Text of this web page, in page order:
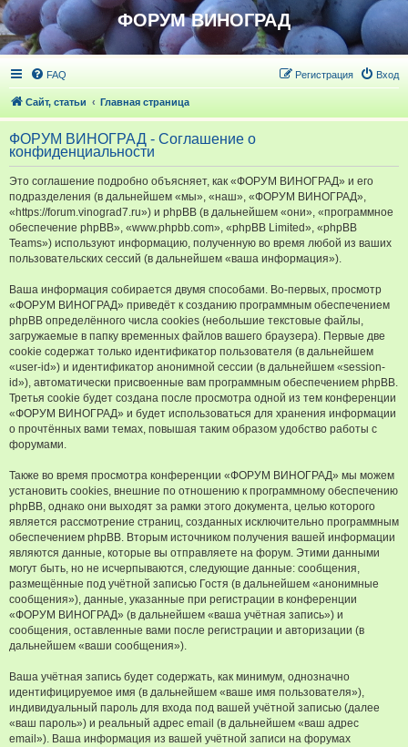
ФОРУМ ВИНОГРАД
FAQ Вход
Регистрация
Сайт, статьи Главная страница
ФОРУМ ВИНОГРАД - Соглашение о
конфиденциальности
Это соглашение подробно объясняет, как «ФОРУМ ВИНОГРАД» и его
подразделения (в дальнейшем «мы», «наш», «ФОРУМ ВИНОГРАД»,
«https://forum.vinograd7.ru») и phpBB (в дальнейшем «они», «программное
обеспечение phpBB», «www.phpbb.com», «phpBB Limited», «phpBB
Teams») используют информацию, полученную во время любой из ваших
пользовательских сессий (в дальнейшем «ваша информация»).
Ваша информация собирается двумя способами. Во-первых, просмотр
«ФОРУМ ВИНОГРАД» приведёт к созданию программным обеспечением
phpBB определённого числа cookies (небольшие текстовые файлы,
загружаемые в папку временных файлов вашего браузера). Первые две
cookie содержат только идентификатор пользователя (в дальнейшем
«user-id») и идентификатор анонимной сессии (в дальнейшем «session-
id»), автоматически присвоенные вам программным обеспечением phpBB.
Третья cookie будет создана после просмотра одной из тем конференции
«ФОРУМ ВИНОГРАД» и будет использоваться для хранения информации
о прочтённых вами темах, повышая таким образом удобство работы с
форумами.
Также во время просмотра конференции «ФОРУМ ВИНОГРАД» мы можем
установить cookies, внешние по отношению к программному обеспечению
phpBB, однако они выходят за рамки этого документа, целью которого
является рассмотрение страниц, созданных исключительно программным
обеспечением phpBB. Вторым источником получения вашей информации
являются данные, которые вы отправляете на форум. Этими данными
могут быть, но не исчерпываются, следующие данные: сообщения,
размещённые под учётной записью Гостя (в дальнейшем «анонимные
сообщения»), данные, указанные при регистрации в конференции
«ФОРУМ ВИНОГРАД» (в дальнейшем «ваша учётная запись») и
сообщения, оставленные вами после регистрации и авторизации (в
дальнейшем «ваши сообщения»).
Ваша учётная запись будет содержать, как минимум, однозначно
идентифицируемое имя (в дальнейшем «ваше имя пользователя»),
индивидуальный пароль для входа под вашей учётной записью (далее
«ваш пароль») и реальный адрес email (в дальнейшем «ваш адрес
email»). Ваша информация из вашей учётной записи на форумах